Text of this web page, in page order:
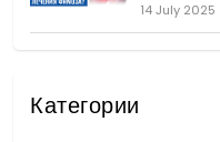
14 July 2025
Категории